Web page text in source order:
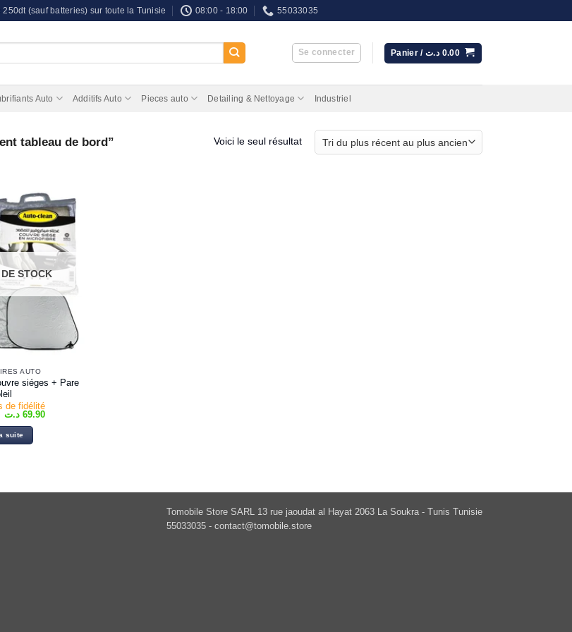
250dt (sauf batteries) sur toute la Tunisie 08:00 - 18:00 55033035
Se connecter Panier / 0.00 د.ت
Auto Additifs Auto Pieces auto Detailing & Nettoyage Industriel
tableau de bord” Voici le seul résultat
STOCK
AUTO
siéges + Pare
de fidélité
Le
initial
était :
69.90 د.ت
Le
suite
Tomobile Store SARL 13 rue jaoudat al Hayat 2063 La Soukra - Tunis Tunisie
55033035 - contact@tomobile.store